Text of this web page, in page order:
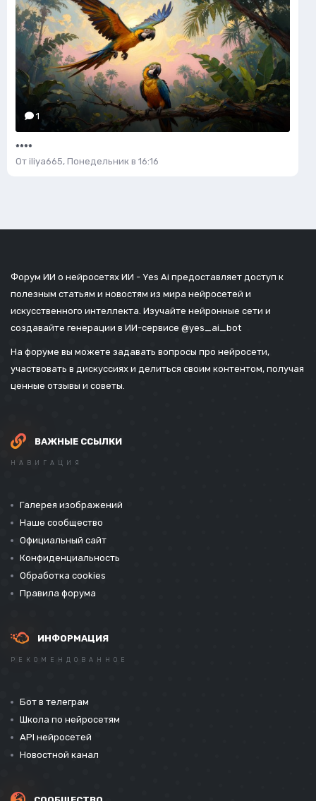
1
****
От iliya665, Понедельник в 16:16
Форум ИИ о нейросетях ИИ - Yes Ai предоставляет доступ к
полезным статьям и новостям из мира нейросетей и
искусственного интеллекта. Изучайте нейронные сети и
создавайте генерации в ИИ-сервисе @yes_ai_bot
На форуме вы можете задавать вопросы про нейросети,
участвовать в дискуссиях и делиться своим контентом, получая
ценные отзывы и советы.
ВАЖНЫЕ ССЫЛКИ
НАВИГАЦИЯ
Галерея изображений
Наше сообщество
Официальный сайт
Конфиденциальность
Обработка cookies
Правила форума
ИНФОРМАЦИЯ
РЕКОМЕНДОВАННОЕ
Бот в телеграм
Школа по нейросетям
API нейросетей
Новостной канал